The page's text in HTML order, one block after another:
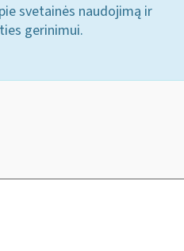
svetainės naudojimą ir
gerinimui.